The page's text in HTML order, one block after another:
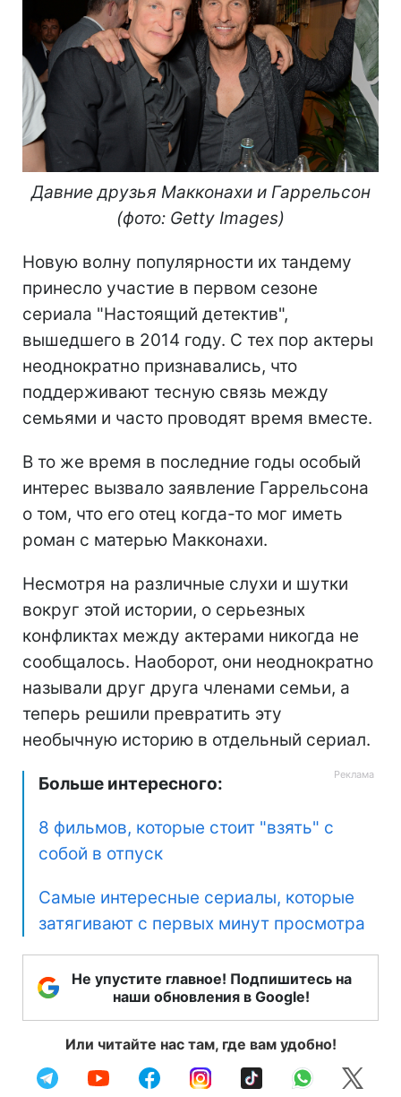
Давние друзья Макконахи и Гаррельсон
(фото: Getty Images)
Новую волну популярности их тандему
принесло участие в первом сезоне
сериала "Настоящий детектив",
вышедшего в 2014 году. С тех пор актеры
неоднократно признавались, что
поддерживают тесную связь между
семьями и часто проводят время вместе.
В то же время в последние годы особый
интерес вызвало заявление Гаррельсона
о том, что его отец когда-то мог иметь
роман с матерью Макконахи.
Несмотря на различные слухи и шутки
вокруг этой истории, о серьезных
конфликтах между актерами никогда не
сообщалось. Наоборот, они неоднократно
называли друг друга членами семьи, а
теперь решили превратить эту
необычную историю в отдельный сериал.
Больше интересного:
8 фильмов, которые стоит "взять" с
собой в отпуск
Самые интересные сериалы, которые
затягивают с первых минут просмотра
Не упустите главное! Подпишитесь на
наши обновления в Google!
Или читайте нас там, где вам удобно!